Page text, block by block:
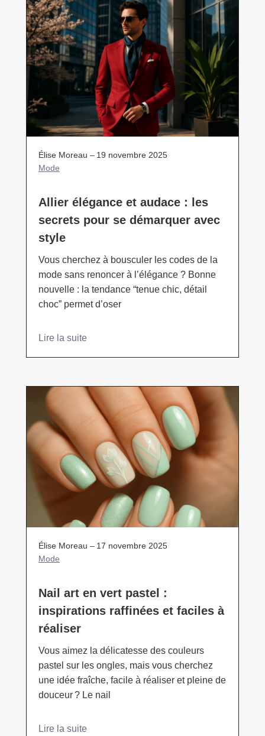
Élise Moreau – 19 novembre 2025
Mode
Allier élégance et audace : les
secrets pour se démarquer avec
style
Vous cherchez à bousculer les codes de la
mode sans renoncer à l’élégance ? Bonne
nouvelle : la tendance “tenue chic, détail
choc” permet d’oser
Lire la suite
Élise Moreau – 17 novembre 2025
Mode
Nail art en vert pastel :
inspirations raffinées et faciles à
réaliser
Vous aimez la délicatesse des couleurs
pastel sur les ongles, mais vous cherchez
une idée fraîche, facile à réaliser et pleine de
douceur ? Le nail
Lire la suite